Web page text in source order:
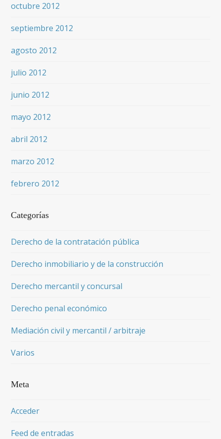
octubre 2012
septiembre 2012
agosto 2012
julio 2012
junio 2012
mayo 2012
abril 2012
marzo 2012
febrero 2012
Categorías
Derecho de la contratación pública
Derecho inmobiliario y de la construcción
Derecho mercantil y concursal
Derecho penal económico
Mediación civil y mercantil / arbitraje
Varios
Meta
Acceder
Feed de entradas